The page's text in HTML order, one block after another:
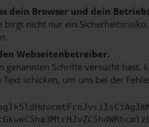
dein Browser und dein
birgt nicht nur ein
Webseitenbetreiber.
genannten Schritte versucht
Text schicken, um uns bei der